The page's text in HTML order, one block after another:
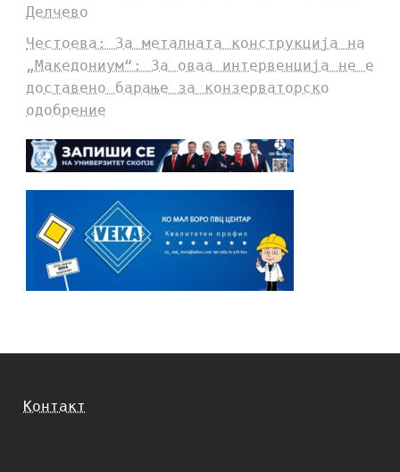
Делчево
Честоева: За металната конструкција на
„Македониум“: За оваа интервенција не е
доставено барање за конзерваторско
одобрение
Контакт